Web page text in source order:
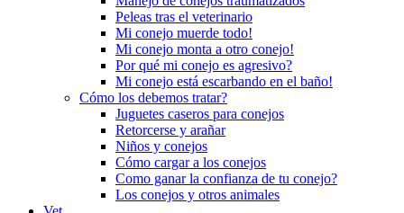
Peleas tras el veterinario
Mi conejo muerde todo!
Mi conejo monta a otro conejo!
Por qué mi conejo es agresivo?
Mi conejo está escarbando en el baño!
Cómo los debemos tratar?
Juguetes caseros para conejos
Retorcerse y arañar
Niños y conejos
Cómo cargar a los conejos
Como ganar la confianza de tu conejo?
Los conejos y otros animales